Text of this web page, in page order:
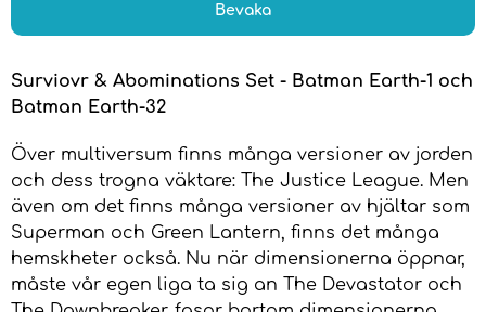
Bevaka
Surviovr & Abominations Set - Batman Earth-1 och
Batman Earth-32
Över multiversum finns många versioner av jorden
och dess trogna väktare: The Justice League. Men
även om det finns många versioner av hjältar som
Superman och Green Lantern, finns det många
hemskheter också. Nu när dimensionerna öppnar,
måste vår egen liga ta sig an The Devastator och